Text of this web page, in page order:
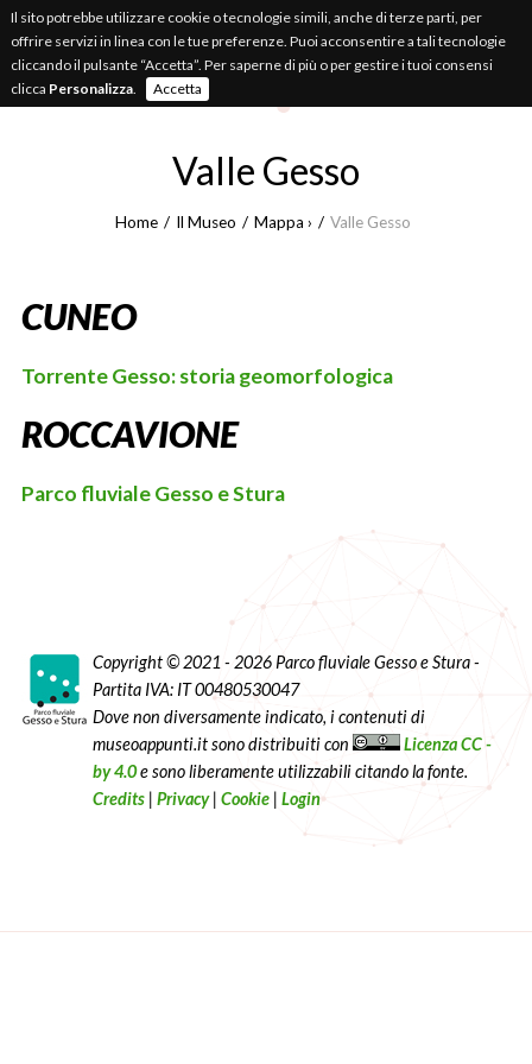
MUSEOAPPUNTI.IT
Appunti di naturacuneese
Valle Gesso
Home Il Museo Mappa › Valle Gesso
CUNEO
Torrente Gesso: storia geomorfologica
ROCCAVIONE
Parco fluviale Gesso e Stura
Copyright © 2021 - 2026 Parco fluviale Gesso e Stura -
Partita IVA: IT 00480530047
Dove non diversamente indicato, i contenuti di
museoappunti.it sono distribuiti con
Licenza CC -
by 4.0e sono liberamente utilizzabili citando la fonte.
Credits| Privacy| Cookie| Login
Il sito potrebbe utilizzare cookie o tecnologie simili, anche di terze parti, per
offrire servizi in linea con le tue preferenze. Puoi acconsentire a tali tecnologie
cliccando il pulsante “Accetta”. Per saperne di più o per gestire i tuoi consensi
clicca Personalizza. Accetta